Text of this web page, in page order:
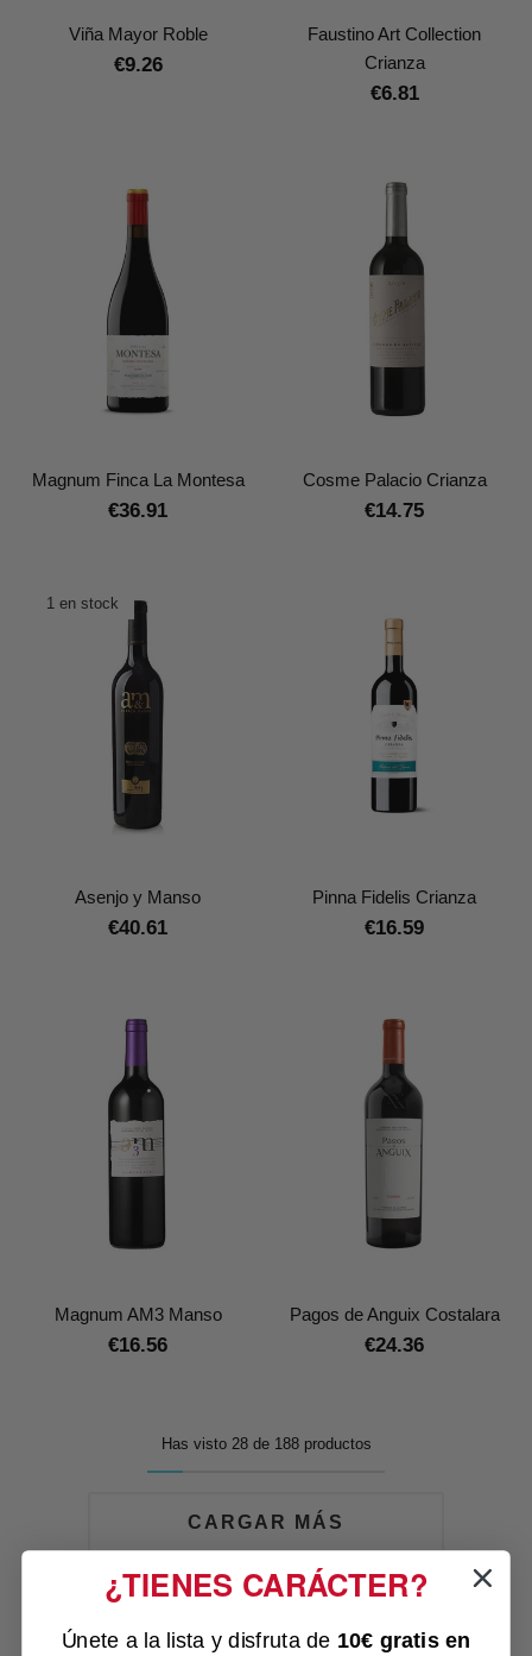
Viña Mayor Roble
€9.26
Faustino Art Collection
Crianza
€6.81
Magnum Finca La Montesa
€36.91
Cosme Palacio Crianza
€14.75
1 en stock
Asenjo y Manso
€40.61
Pinna Fidelis Crianza
€16.59
Magnum AM3 Manso
€16.56
Pagos de Anguix Costalara
€24.36
Has visto 28 de 188 productos
CARGAR MÁS
¿TIENES CARÁCTER?
Únete a la lista y disfruta de 10€ gratis en